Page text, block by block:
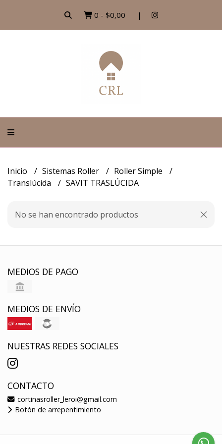
0 - $0,00
Inicio Sistemas Roller
Roller Simple
Translúcida
SAVIT TRASLÚCIDA
No se han encontrado productos
MEDIOS DE PAGO
MEDIOS DE ENVÍO
NUESTRAS REDES SOCIALES
CONTACTO
cortinasroller_leroi@gmail.com
Botón de arrepentimiento